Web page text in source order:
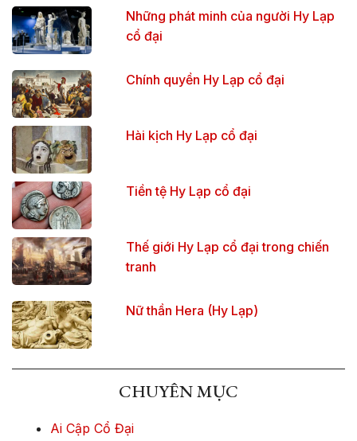
Những phát minh của người Hy Lạp
cổ đại
Chính quyền Hy Lạp cổ đại
Hài kịch Hy Lạp cổ đại
Tiền tệ Hy Lạp cổ đại
Thế giới Hy Lạp cổ đại trong chiến
tranh
Nữ thần Hera (Hy Lạp)
CHUYÊN MỤC
Ai Cập Cổ Đại